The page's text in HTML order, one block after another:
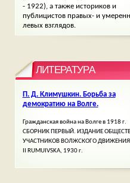
- 1922), а также историков и
публицистов правых- и
левых взглядов.
ЛИТЕРАТУРА
П. Д. Климушкин. Борьба за
демократию на Волге.
Гражданская война на Волге в 1918 г.
СБОРНИК ПЕРВЫЙ. ИЗДАНИЕ
УЧАСТНИКОВ ВОЛЖСКОГО ДВИЖЕНИЯ.
II RUMUIVSKA, 1930 г.